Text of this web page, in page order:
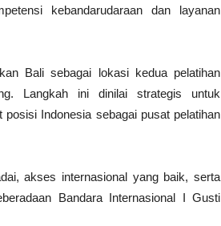
kebandarudaraan dan layanan
Bali sebagai lokasi kedua pelatihan
Langkah ini dinilai strategis untuk
Indonesia sebagai pusat pelatihan
akses internasional yang baik, serta
Bandara Internasional I Gusti